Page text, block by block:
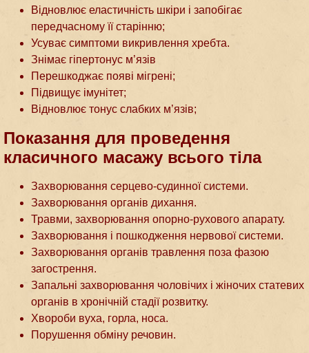
Відновлює еластичність шкіри і запобігає
передчасному її старінню;
Усуває симптоми викривлення хребта.
Знімає гіпертонус м’язів
Перешкоджає появі мігрені;
Підвищує імунітет;
Відновлює тонус слабких м’язів;
Показання для проведення
класичного масажу всього тіла
Захворювання серцево-судинної системи.
Захворювання органів дихання.
Травми, захворювання опорно-рухового апарату.
Захворювання і пошкодження нервової системи.
Захворювання органів травлення поза фазою
загострення.
Запальні захворювання чоловічих і жіночих статевих
органів в хронічній стадії розвитку.
Хвороби вуха, горла, носа.
Порушення обміну речовин.